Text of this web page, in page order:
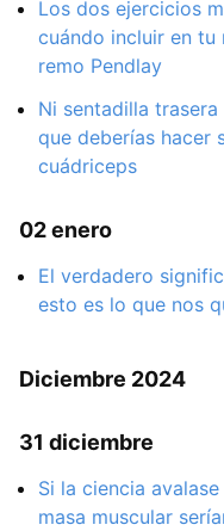
Los dos ejercicios
cuándo incluir en tu
remo Pendlay
Ni sentadilla
que deberías hacer
cuádriceps
02 enero
El verdadero
esto es lo que nos
Diciembre 2024
31 diciembre
Si la ciencia
masa muscular